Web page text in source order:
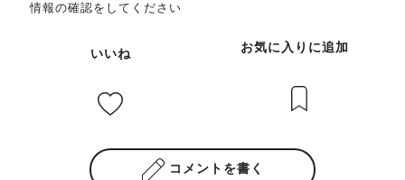
情報の確認をしてください
いいね お気に入りに追加
コメントを書く